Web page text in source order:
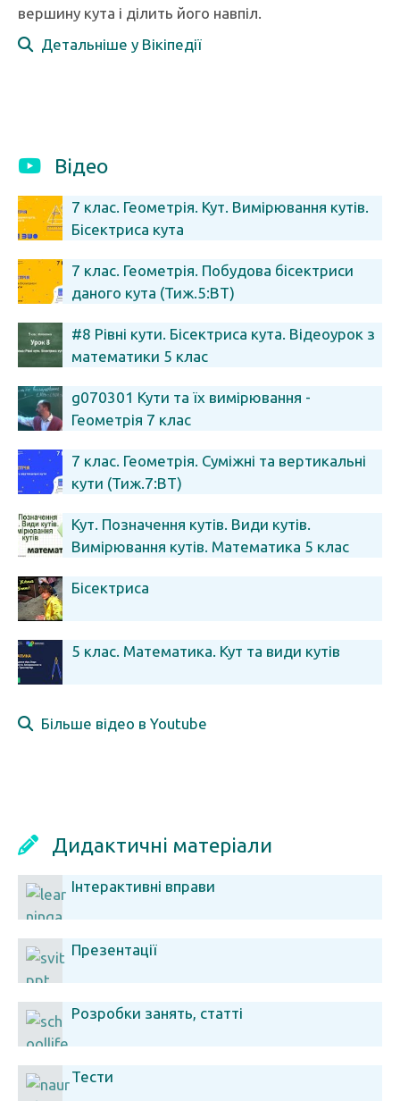
вершину кута і ділить його навпіл.
Детальніше у Вікіпедії
Відео
7 клас. Геометрія. Кут. Вимірювання кутів.
Бісектриса кута
7 клас. Геометрія. Побудова бісектриси
даного кута (Тиж.5:ВТ)
#8 Рівні кути. Бісектриса кута. Відеоурок з
математики 5 клас
g070301 Кути та їх вимірювання -
Геометрія 7 клас
7 клас. Геометрія. Суміжні та вертикальні
кути (Тиж.7:ВТ)
Кут. Позначення кутів. Види кутів.
Вимірювання кутів. Математика 5 клас
Бісектриса
5 клас. Математика. Кут та види кутів
Більше відео в Youtube
Дидактичні матеріали
Інтерактивні вправи
Презентації
Розробки занять, статті
Тести